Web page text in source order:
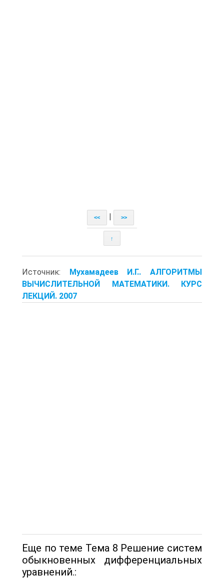
<< >>
↑
Источник: Мухамадеев И.Г.. АЛГОРИТМЫ
ВЫЧИСЛИТЕЛЬНОЙ МАТЕМАТИКИ. КУРС
ЛЕКЦИЙ. 2007
Еще по теме Тема 8 Решение систем
обыкновенных дифференциальных
уравнений.: